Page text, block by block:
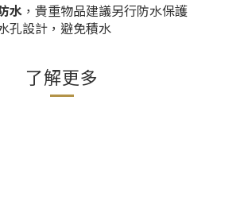
水 ，貴重物品建議另行防水保護
孔設計，避免積水
了解更多